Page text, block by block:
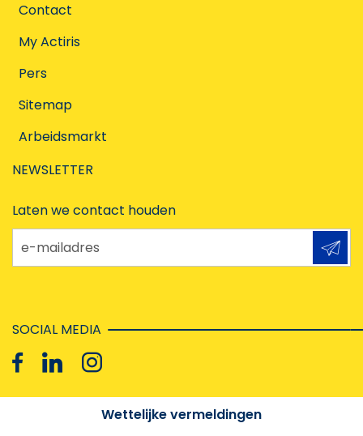
Contact
My Actiris
Pers
Sitemap
Arbeidsmarkt
NEWSLETTER
Laten we contact houden
e-mailadres
SOCIAL MEDIA
Wettelijke vermeldingen